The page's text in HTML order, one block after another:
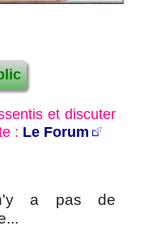
et discuter
: Le Forum
a pas de